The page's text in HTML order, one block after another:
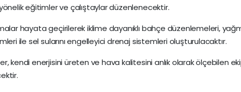
eğitimler ve çalıştaylar düzenlenecektir.
hayata geçirilerek iklime dayanıklı bahçe düzenlemeleri,
ile sel sularını engelleyici drenaj sistemleri oluşturulacaktır.
kendi enerjisini üreten ve hava kalitesini anlık olarak ölçebilen